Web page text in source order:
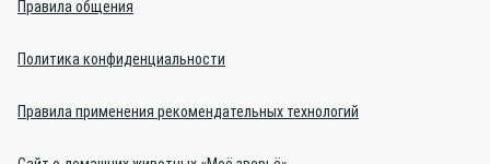
Правила общения
Политика конфиденциальности
Правила применения рекомендательных технологий